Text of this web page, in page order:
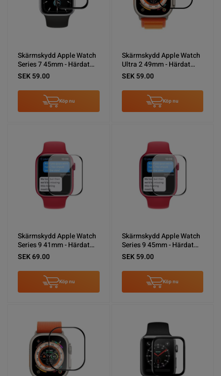
Skärmskydd Apple Watch
Series 7 45mm - Härdat
Glas
SEK 59.00
Köp nu
Skärmskydd Apple Watch
Ultra 2 49mm - Härdat
Glas Svart
SEK 59.00
Köp nu
Skärmskydd Apple Watch
Series 9 41mm - Härdat
Glas Svart
SEK 69.00
Köp nu
Skärmskydd Apple Watch
Series 9 45mm - Härdat
Glas Svart
SEK 59.00
Köp nu